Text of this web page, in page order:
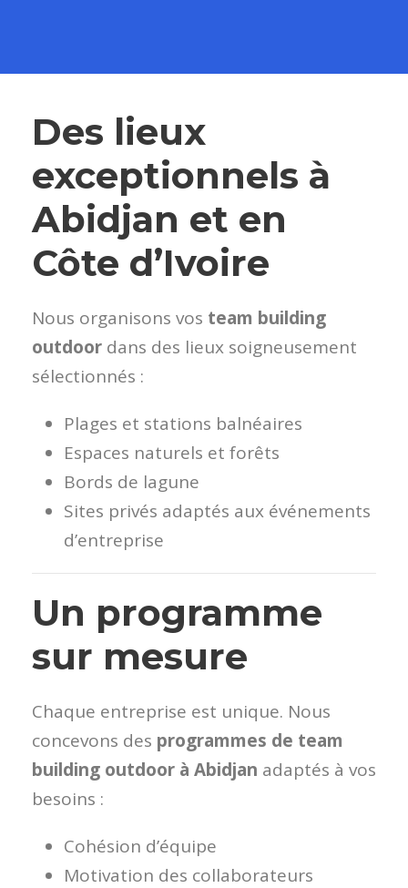
Des lieux
exceptionnels à
Abidjan et en
Côte d’Ivoire
Nous organisons vos team building
outdoor dans des lieux soigneusement
sélectionnés :
Plages et stations balnéaires
Espaces naturels et forêts
Bords de lagune
Sites privés adaptés aux événements
d’entreprise
Un programme
sur mesure
Chaque entreprise est unique. Nous
concevons des programmes de team
building outdoor à Abidjan adaptés à vos
besoins :
Cohésion d’équipe
Motivation des collaborateurs